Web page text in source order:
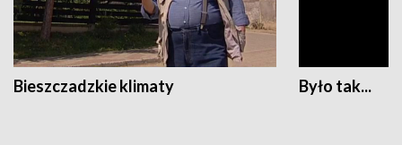
Bieszczadzkie klimaty Było tak...